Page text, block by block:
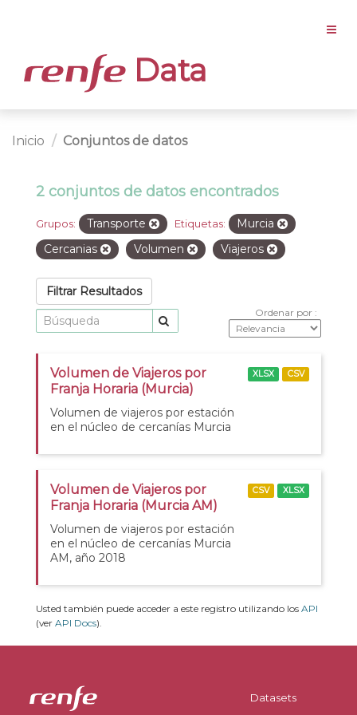
Data
Inicio Conjuntos de datos
2 conjuntos de datos encontrados
Grupos: Transporte Etiquetas:
Murcia
Cercanias
Volumen Viajeros
Filtrar Resultados
Ordenar por
Volumen de Viajeros por
Franja Horaria (Murcia)
Volumen de viajeros por estación
en el núcleo de cercanías Murcia
XLSX CSV
Volumen de Viajeros por
Franja Horaria (Murcia AM)
Volumen de viajeros por estación
en el núcleo de cercanías Murcia
AM, año 2018
CSV XLSX
Usted también puede acceder a este registro utilizando los API
(ver API Docs).
Datasets